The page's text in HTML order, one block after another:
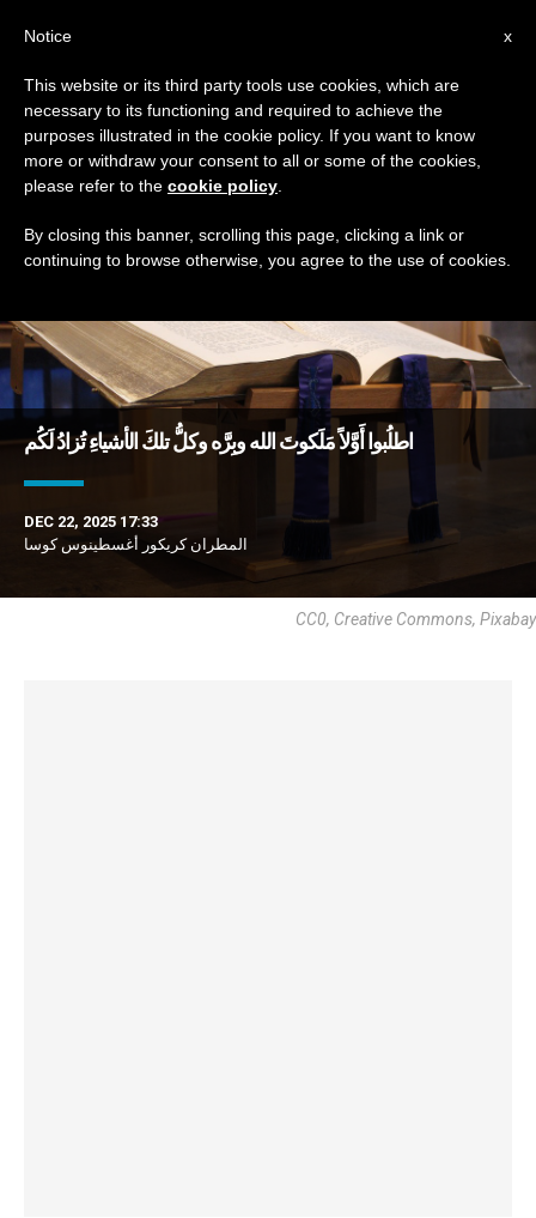
TAG
Posts Tagged ‘طلب’
DERNIÈRES NOUVELLES
اطلُبوا أَوَّلاً مَلَكوتَ الله وبِرَّه وكلُّ تلكَ الأشياءِ تُزادُ لَكُم
DEC 22, 2025 17:33
المطران كريكور أغسطينوس كوسا
CC0, Creative Commons, Pixabay
x
Notice
This website or its third party tools use cookies, which are
necessary to its functioning and required to achieve the
purposes illustrated in the cookie policy. If you want to know
more or withdraw your consent to all or some of the cookies,
please refer to the cookie policy
By closing this banner, scrolling this page, clicking a link or
continuing to browse otherwise, you agree to the use of cookies.